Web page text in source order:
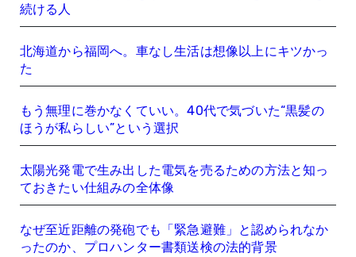
続ける人
北海道から福岡へ。車なし生活は想像以上にキツかっ
た
もう無理に巻かなくていい。40代で気づいた“黒髪の
ほうが私らしい”という選択
太陽光発電で生み出した電気を売るための方法と知っ
ておきたい仕組みの全体像
なぜ至近距離の発砲でも「緊急避難」と認められなか
ったのか、プロハンター書類送検の法的背景